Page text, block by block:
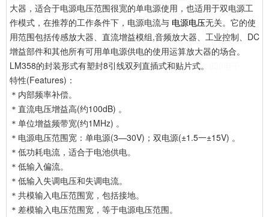
大器，适合于电源电压范围很宽的单电源使用，也适用于双电源工
作模式，在推荐的工作条件下，电源电流与 电源电压无关。它的使
用范围包括传感放大器、直流增益模组,音频放大器、工业控制、DC
增益部件和其他所有可用单电源供电的使用运算放大器的场合。
LM358的封装形式有塑封8引线双列直插式和贴片式。
特性(Features)：
＊内部频率补偿。
＊直流电压增益高(约100dB) 。
＊单位增益频带宽(约1MHz) 。
＊电源电压范围宽：单电源(3—30V)；双电源(±1.5一±15V) 。
＊低功耗电流，适合于电池供电。
＊低输入偏流。
＊低输入失调电压和失调电流。
＊共模输入电压范围宽，包括接地。
＊差模输入电压范围宽，等于电源电压范围。